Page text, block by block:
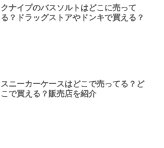
クナイプのバスソルトはどこに売って
る？ドラッグストアやドンキで買える？
スニーカーケースはどこで売ってる？ど
こで買える？販売店を紹介